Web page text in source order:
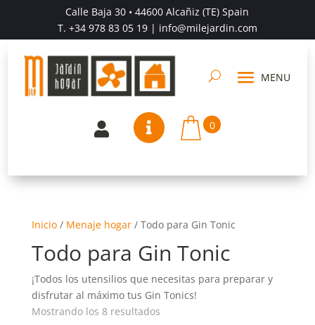
Calle Baja 30 • 44600 Alcañiz (TE) Spain
T. +34 978 83 05 19| info@milejardin.com
  0
Inicio/ Menaje hogar/ Todo para Gin Tonic
Todo para Gin Tonic
¡Todos los utensilios que necesitas para preparar y
disfrutar al máximo tus Gin Tonics!
Mostrando los 8 resultados